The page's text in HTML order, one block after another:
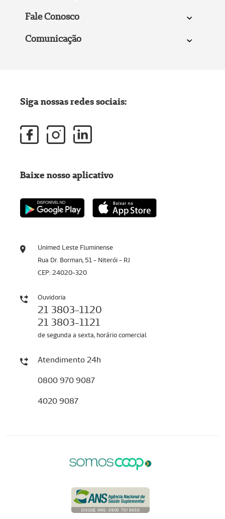
Fale Conosco
Comunicação
Unimed Leste Fluminense
Rua Dr. Borman, 51 - Niterói - RJ
CEP: 24020-320
Ouvidoria
21 3803-1120
21 3803-1121
de segunda a sexta, horário comercial
Atendimento 24h
0800 970 9087
4020 9087
Siga nossas redes sociais:
Baixe nosso aplicativo